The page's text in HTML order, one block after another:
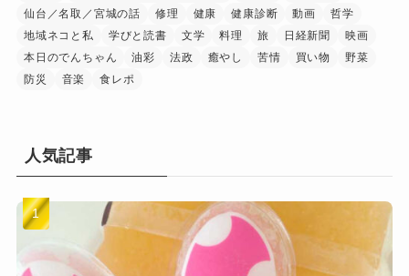
仙台／名取／宮城の話
修理 健康 健康診断 動画
哲学
地域ネコと私
学びと読書 文学 料理 旅 日経新聞
映画
本日のでんちゃん
油彩 法政 癒やし 苦情 買い物
野菜
防災
音楽 食レポ
人気記事